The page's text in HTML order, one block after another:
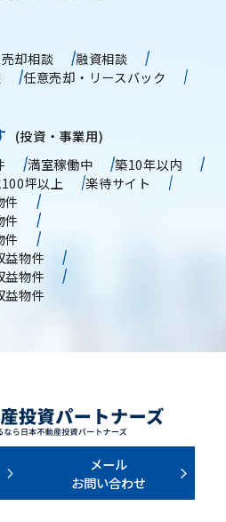
却相談
融資相談
任意売却・リースバック
(投資・事業用)
満室稼働中
築10年以内
坪以上
楽待サイト
件
件
件
益物件
益物件
益物件
メール
お問い合わせ